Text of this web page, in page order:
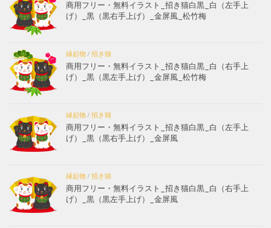
商用フリー・無料イラスト_招き猫白黒_白（左手上
げ）_黒（黒右手上げ）_金屏風_松竹梅
縁起物/ 招き猫
商用フリー・無料イラスト_招き猫白黒_白（右手上
げ）_黒（黒左手上げ）_金屏風_松竹梅
縁起物/ 招き猫
商用フリー・無料イラスト_招き猫白黒_白（左手上
げ）_黒（黒右手上げ）_金屏風
縁起物/ 招き猫
商用フリー・無料イラスト_招き猫白黒_白（右手上
げ）_黒（黒左手上げ）_金屏風